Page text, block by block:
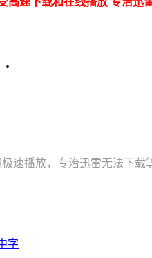
速播放，专治迅雷无法下载
字